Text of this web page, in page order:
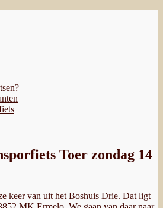
Toer zondag 14
keer van uit het Boshuis Drie. Dat ligt